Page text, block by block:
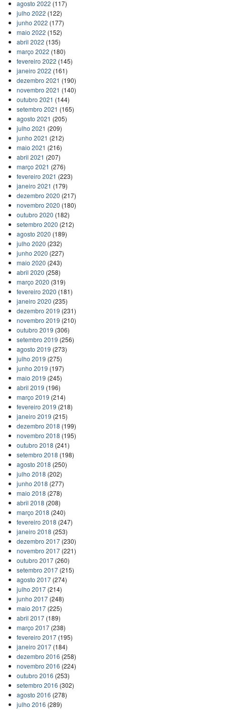
agosto 2022 (117)
julho 2022 (122)
junho 2022 (177)
maio 2022 (152)
abril 2022 (135)
março 2022 (180)
fevereiro 2022 (145)
janeiro 2022 (161)
dezembro 2021 (190)
novembro 2021 (140)
outubro 2021 (144)
setembro 2021 (165)
agosto 2021 (205)
julho 2021 (209)
junho 2021 (212)
maio 2021 (216)
abril 2021 (207)
março 2021 (276)
fevereiro 2021 (223)
janeiro 2021 (179)
dezembro 2020 (217)
novembro 2020 (180)
outubro 2020 (182)
setembro 2020 (212)
agosto 2020 (189)
julho 2020 (232)
junho 2020 (227)
maio 2020 (243)
abril 2020 (258)
março 2020 (319)
fevereiro 2020 (181)
janeiro 2020 (235)
dezembro 2019 (231)
novembro 2019 (210)
outubro 2019 (306)
setembro 2019 (256)
agosto 2019 (273)
julho 2019 (275)
junho 2019 (197)
maio 2019 (245)
abril 2019 (196)
março 2019 (214)
fevereiro 2019 (218)
janeiro 2019 (215)
dezembro 2018 (199)
novembro 2018 (195)
outubro 2018 (241)
setembro 2018 (198)
agosto 2018 (250)
julho 2018 (202)
junho 2018 (277)
maio 2018 (278)
abril 2018 (208)
março 2018 (240)
fevereiro 2018 (247)
janeiro 2018 (253)
dezembro 2017(230)
novembro 2017(221)
outubro 2017(260)
setembro 2017(215)
agosto 2017(274)
julho 2017(214)
junho 2017(248)
maio 2017(225)
abril 2017(189)
março 2017(238)
fevereiro 2017(195)
janeiro 2017(184)
dezembro 2016 (258)
novembro 2016 (224)
outubro 2016 (253)
setembro 2016 (302)
agosto 2016 (278)
julho 2016 (289)